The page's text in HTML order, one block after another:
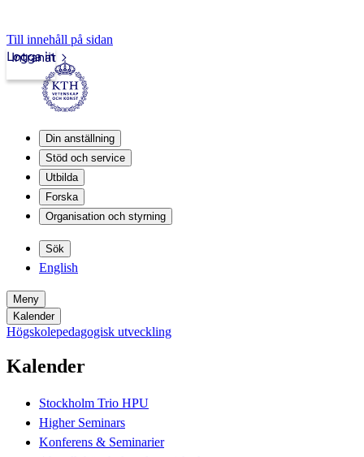
Till innehåll på sidan
Intranät
Logga in
Din anställning
Stöd och service
Utbilda
Forska
Organisation och styrning
Sök
English
Meny
Kalender
Högskolepedagogisk utveckling
Kalender
Stockholm Trio HPU
Higher Seminars
Konferens & Seminarier